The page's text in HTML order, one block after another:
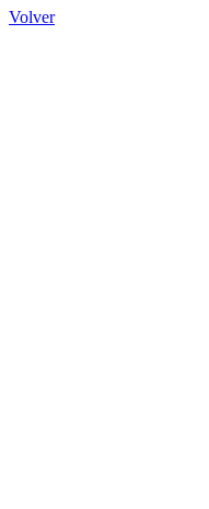
Volver